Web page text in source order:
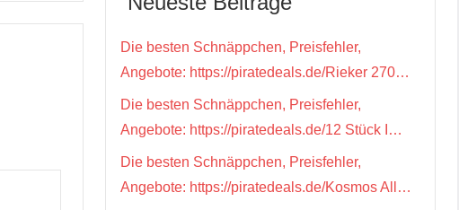
Die besten Schnäppchen, Preisfehler,
Angebote: https://piratedeals.de/Rieker 270…
Die besten Schnäppchen, Preisfehler,
Angebote: https://piratedeals.de/12 Stück I…
Die besten Schnäppchen, Preisfehler,
Angebote: https://piratedeals.de/Kosmos All…